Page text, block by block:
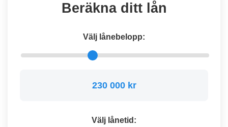
Beräkna ditt lån
Välj lånebelopp:
230 000 kr
Välj lånetid: